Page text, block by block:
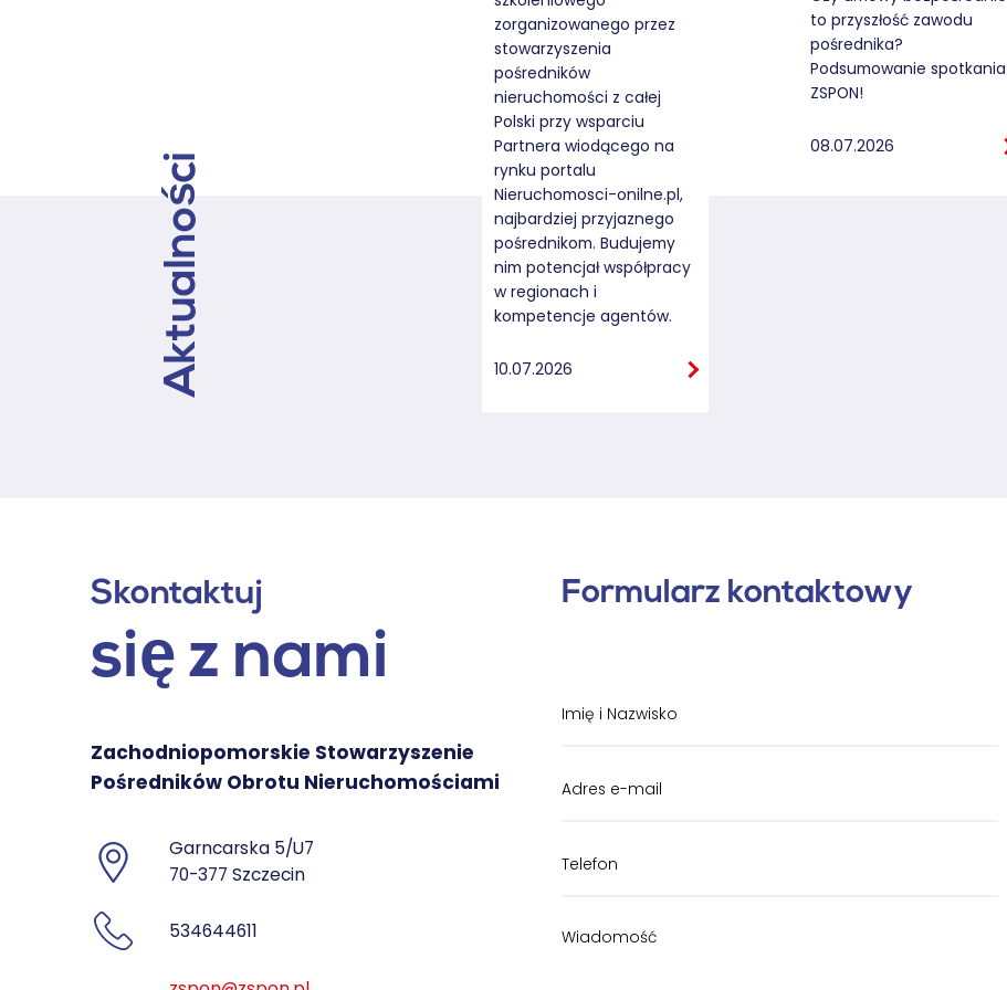
Aktualności10.07.2026
zorganizowanego przez
stowarzyszenia
pośredników
nieruchomości z całej
Polski przy wsparciu
Partnera wiodącego na
rynku portalu
Nieruchomosci-onilne.pl,
najbardziej przyjaznego
pośrednikom. Budujemy
nim potencjał współpracy
w regionach i
kompetencje agentów.
10.07.2026
to przyszłość zawodu
pośrednika?
Podsumowanie spotkania
ZSPON!
08.07.2026
Skontaktuj
się z nami
Zachodniopomorskie Stowarzyszenie
Pośredników Obrotu Nieruchomościami
Garncarska 5/U7
70-377 Szczecin
534644611
Formularz kontaktowy